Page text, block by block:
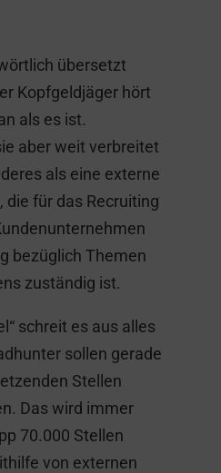
übersetzt
Kopfgeldjäger hört
als es ist.
aber weit verbreitet
als eine externe
die für das Recruiting
bezüglich Themen
zuständig ist.
schreit es aus alles
sollen gerade
Stellen
Das wird immer
70.000 Stellen
von externen